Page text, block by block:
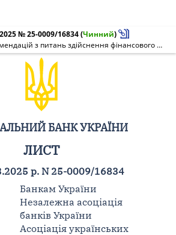
№ 25-0009/16834(Чинний)
Про надання рекомендацій з питань здійснення фінансового моніторингу
БАНК УКРАЇНИ
ЛИСТ
р. N 25-0009/16834
Банкам України
Незалежна асоціація
банків України
Асоціація українських